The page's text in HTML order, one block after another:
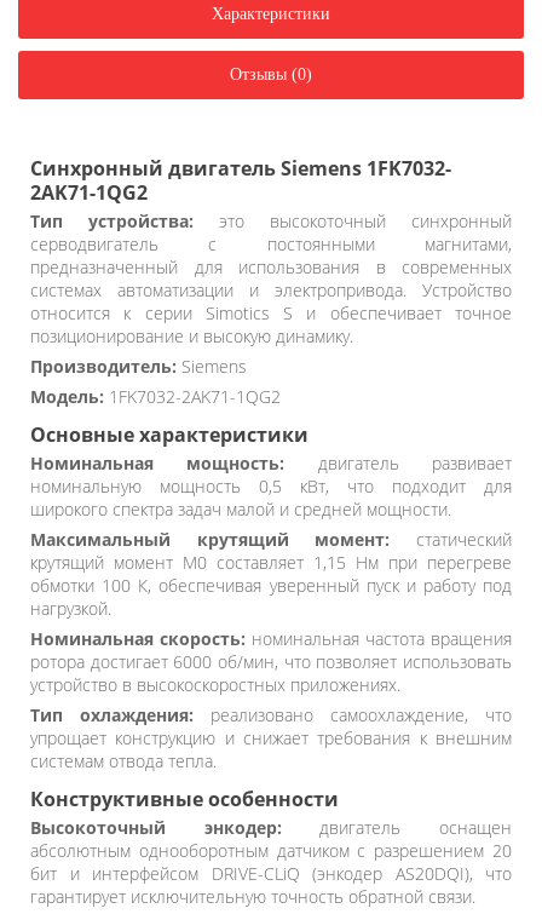
Характеристики
Отзывы (0)
Синхронный двигатель Siemens 1FK7032-
2AK71-1QG2
Тип устройства: это высокоточный синхронный
серводвигатель с постоянными магнитами,
предназначенный для использования в современных
системах автоматизации и электропривода. Устройство
относится к серии Simotics S и обеспечивает точное
позиционирование и высокую динамику.
Производитель: Siemens
Модель: 1FK7032-2AK71-1QG2
Основные характеристики
Номинальная мощность: двигатель развивает
номинальную мощность 0,5 кВт, что подходит для
широкого спектра задач малой и средней мощности.
Максимальный крутящий момент: статический
крутящий момент M0 составляет 1,15 Нм при перегреве
обмотки 100 К, обеспечивая уверенный пуск и работу под
нагрузкой.
Номинальная скорость: номинальная частота вращения
ротора достигает 6000 об/мин, что позволяет использовать
устройство в высокоскоростных приложениях.
Тип охлаждения: реализовано самоохлаждение, что
упрощает конструкцию и снижает требования к внешним
системам отвода тепла.
Конструктивные особенности
Высокоточный энкодер: двигатель оснащен
абсолютным однооборотным датчиком с разрешением 20
бит и интерфейсом DRIVE-CLiQ (энкодер AS20DQI), что
гарантирует исключительную точность обратной связи.